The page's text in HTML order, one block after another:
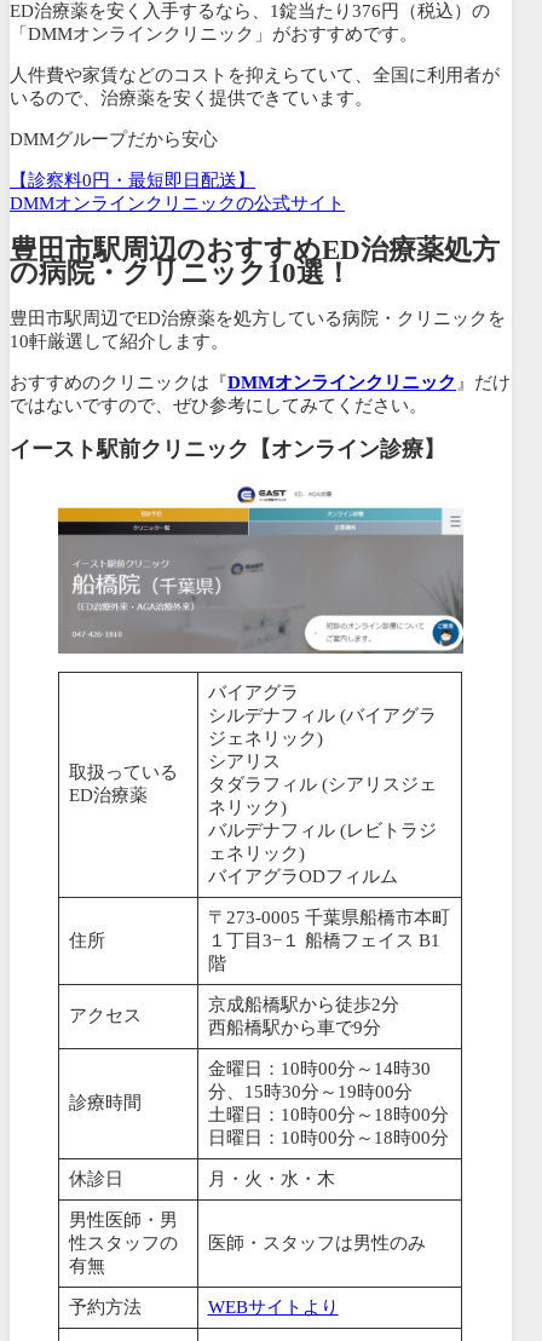
ED治療薬を安く入手するなら、 1錠当たり376円 （税込） の
「DMMオンラインクリニック」がおすすめです。
人件費や家賃などのコストを抑えらていて、全国に利用者が
いるので、治療薬を安く提供できています。
DMMグループだから安心
【診察料0円・最短即日配送】
DMMオンラインクリニックの公式サイト
豊田市駅周辺のおすすめED治療薬処方
の病院・クリニック10選！
豊田市駅周辺でED治療薬を処方している病院・クリニックを
10軒厳選して紹介します。
おすすめのクリニックは『DMMオンラインクリニック 』だけ
ではないですので、ぜひ参考にしてみてください。
イースト駅前クリニック【オンライン診療】
取扱っている
ED治療薬
バイアグラ
シルデナフィル (バイアグラ
ジェネリック)
シアリス
タダラフィル (シアリスジェ
ネリック)
バルデナフィル (レビトラジ
ェネリック)
バイアグラODフィルム
住所
〒273-0005 千葉県船橋市本町
１丁目3−１ 船橋フェイス B1
階
アクセス
京成船橋駅から徒歩2分
西船橋駅から車で9分
診療時間
金曜日：10時00分～14時30
分、15時30分～19時00分
土曜日：10時00分～18時00分
日曜日：10時00分～18時00分
休診日 月・火・水・木
男性医師・男
性スタッフの
有無
医師・スタッフは男性のみ
予約方法 WEBサイトより